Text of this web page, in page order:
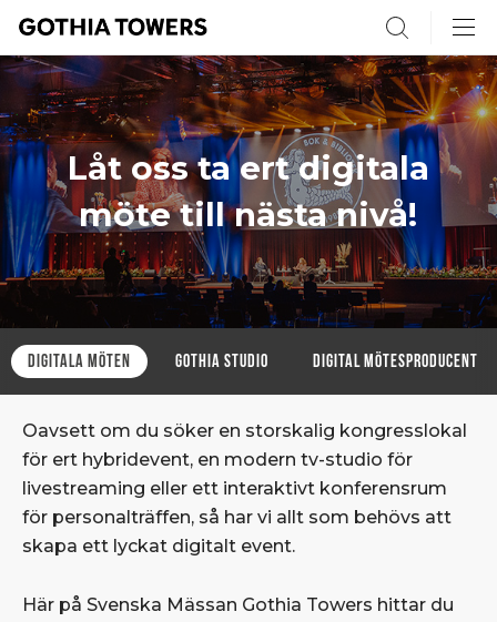
Search
Låt oss ta ert digitala
möte till nästa nivå!
Digitala möten Gothia Studio Digital mötesproducent
Oavsett om du söker en storskalig kongresslokal
för ert hybridevent, en modern tv-studio för
livestreaming eller ett interaktivt konferensrum
för personalträffen, så har vi allt som behövs att
skapa ett lyckat digitalt event.
Här på Svenska Mässan Gothia Towers hittar du